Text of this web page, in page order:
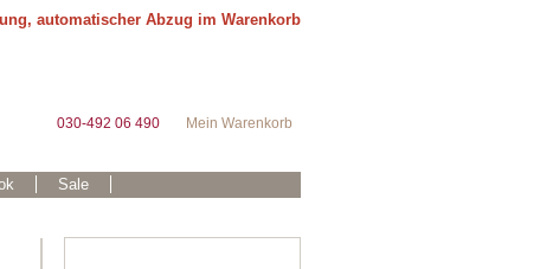
automatischer Abzug im Warenkorb
Mein Warenkorb
030-492 06 490
Sale